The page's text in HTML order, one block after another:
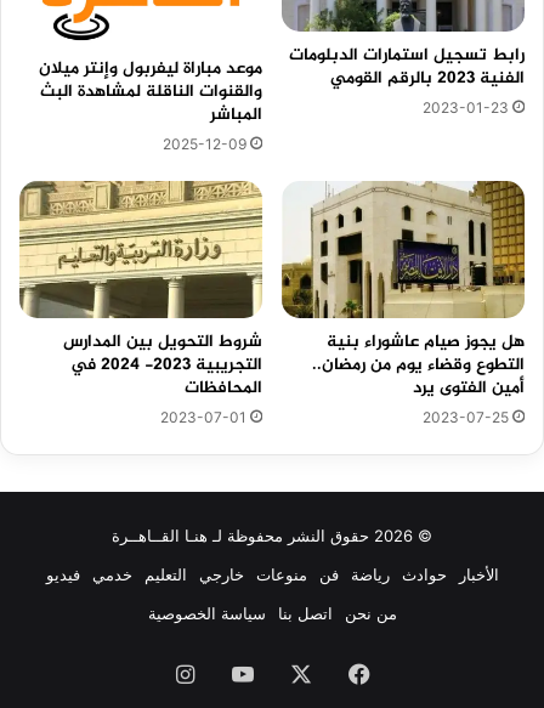
رابط تسجيل استمارات الدبلومات
الفنية 2023 بالرقم القومي
2023-01-23
موعد مباراة ليفربول وإنتر ميلان
والقنوات الناقلة لمشاهدة البث
المباشر
2025-12-09
هل يجوز صيام عاشوراء بنية
التطوع وقضاء يوم من رمضان..
أمين الفتوى يرد
2023-07-25
شروط التحويل بين المدارس
التجريبية 2023- 2024 في
المحافظات
2023-07-01
© 2026 حقوق النشر محفوظة لـ هنـا القــاهــرة
الأخبار
حوادث رياضة فن منوعات خارجي التعليم خدمي
فيديو
من نحن
اتصل بنا سياسة الخصوصية
فيسبوك ‫YouTubeانستقرام